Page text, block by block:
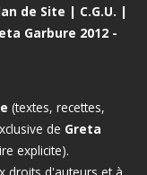
de Site | C.G.U. |
Garbure 2012 -
(textes, recettes,
de Greta
explicite).
droits d'auteurs et à